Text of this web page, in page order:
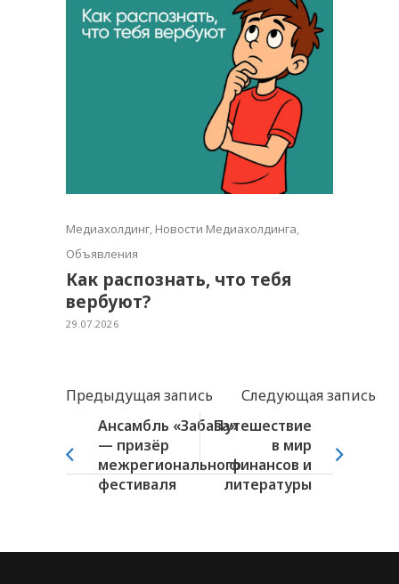
Медиахолдинг, Новости Медиахолдинга,
Объявления
Как распознать, что тебя
вербуют?
29.07.2026
Предыдущая запись
Следующая запись
Ансамбль «Забава»
— призёр
межрегионального
фестиваля
Путешествие
в мир
финансов и
литературы